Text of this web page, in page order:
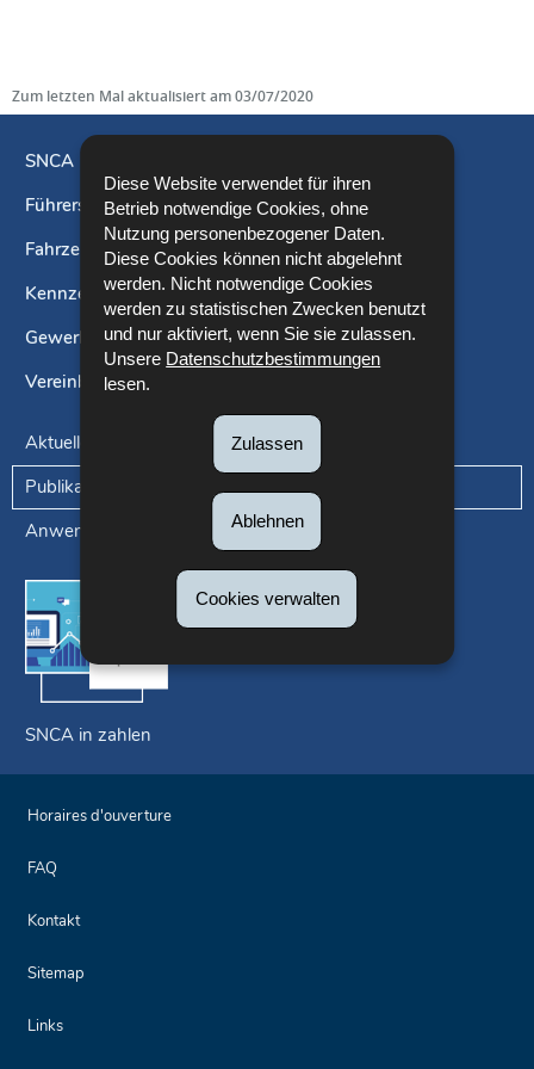
Diese Website verwendet für ihren
Betrieb notwendige Cookies, ohne
Nutzung personenbezogener Daten.
Diese Cookies können nicht abgelehnt
werden. Nicht notwendige Cookies
werden zu statistischen Zwecken benutzt
und nur aktiviert, wenn Sie sie zulassen.
Unsere Datenschutzbestimmungen
lesen.
Zulassen
Ablehnen
Cookies verwalten
Zum letzten Mal aktualisiert am03/07/2020
Navigationsmenü
SNCA
Führerschein
Fahrzeuge
Kennzeichen
Gewerbetreibende
Vereinbarung eines Termins
Aktuelles
Publikationen und Formulare
Anwendbare Tarife
SNCA in zahlen
Horaires d'ouverture
FAQ
Kontakt
Sitemap
Links